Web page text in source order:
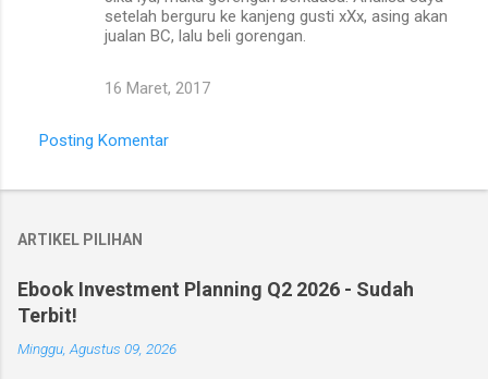
setelah berguru ke kanjeng gusti xXx, asing akan
jualan BC, lalu beli gorengan.
16 Maret, 2017
Posting Komentar
ARTIKEL PILIHAN
Ebook Investment Planning Q2 2026 - Sudah
Terbit!
Minggu, Agustus 09, 2026